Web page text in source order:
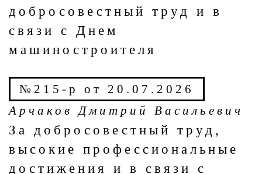
добросовестный труд и в
связи с Днем
машиностроителя
№215-р от 20.07.2026
Арчаков Дмитрий Васильевич
За добросовестный труд,
высокие профессиональные
достижения и в связи с